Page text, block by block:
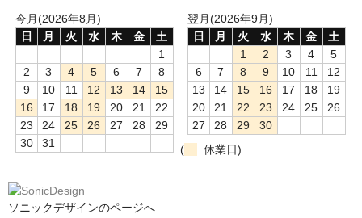
今月(2026年8月)
日
月 火 水 木 金
土
1
2
3 4 5 6 7
8
9
10 11 12 13 14
15
16
17 18 19 20 21
22
23
24 25 26 27 28
29
30
31
翌月(2026年9月)
日
月 火 水 木 金
土
1
2 3 4
5
6
7 8 9 10 11
12
13
14 15 16 17 18
19
20
21 22 23 24 25
26
27
28 29
30
(
休業日)
ソニックデザインのページへ